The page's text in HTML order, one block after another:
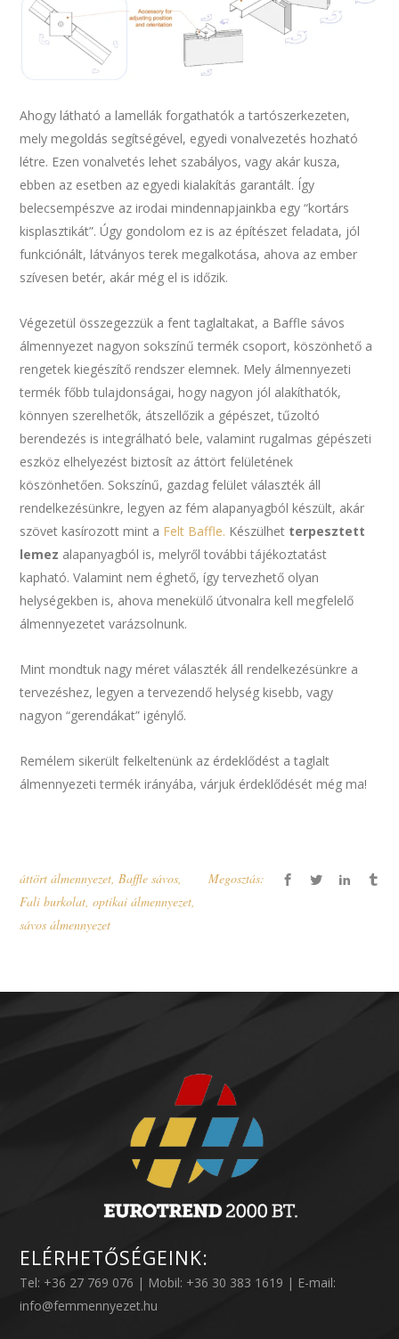
Ahogy látható a lamellák forgathatók a tartószerkezeten,
mely megoldás segítségével, egyedi vonalvezetés hozható
létre. Ezen vonalvetés lehet szabályos, vagy akár kusza,
ebben az esetben az egyedi kialakítás garantált. Így
belecsempészve az irodai mindennapjainkba egy “kortárs
kisplasztikát”. Úgy gondolom ez is az építészet feladata, jól
funkciónált, látványos terek megalkotása, ahova az ember
szívesen betér, akár még el is időzik.
Végezetül összegezzük a fent taglaltakat, a Baffle sávos
álmennyezet nagyon sokszínű termék csoport, köszönhető a
rengetek kiegészítő rendszer elemnek. Mely álmennyezeti
termék főbb tulajdonságai, hogy nagyon jól alakíthatók,
könnyen szerelhetők, átszellőzik a gépészet, tűzoltó
berendezés is integrálható bele, valamint rugalmas gépészeti
eszköz elhelyezést biztosít az áttört felületének
köszönhetően. Sokszínű, gazdag felület választék áll
rendelkezésünkre, legyen az fém alapanyagból készült, akár
szövet kasírozott mint a Felt Baffle. Készülhet terpesztett
lemez alapanyagból is, melyről további tájékoztatást
kapható. Valamint nem éghető, így tervezhető olyan
helységekben is, ahova menekülő útvonalra kell megfelelő
álmennyezetet varázsolnunk.
Mint mondtuk nagy méret választék áll rendelkezésünkre a
tervezéshez, legyen a tervezendő helység kisebb, vagy
nagyon “gerendákat” igénylő.
Remélem sikerült felkeltenünk az érdeklődést a taglalt
álmennyezeti termék irányába, várjuk érdeklődését még ma!
áttört álmennyezet Baffle sávos
Fali burkolat ,optikai álmennyezet
sávos álmennyezet
Megosztás:
ELÉRHETŐSÉGEINK:
Tel: +36 27 769 076 | Mobil: +36 30 383 1619 | E-mail:
info@femmennyezet.hu